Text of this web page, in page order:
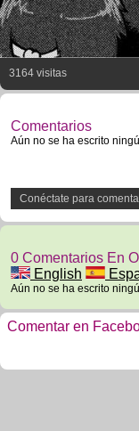
3164 visitas
Comentarios
Aún no se ha escrito
Conéctate para
0 Comentarios En
English
Aún no se ha escrito
Comentar en